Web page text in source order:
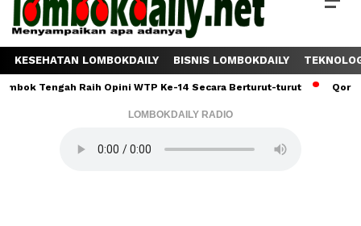
KESEHATAN LOMBOKDAILY BISNIS LOMBOKDAILY
Raih Opini WTP Ke-14 Secara Berturut-turut Qoriah Asal
LOMBOKDAILY RADIO